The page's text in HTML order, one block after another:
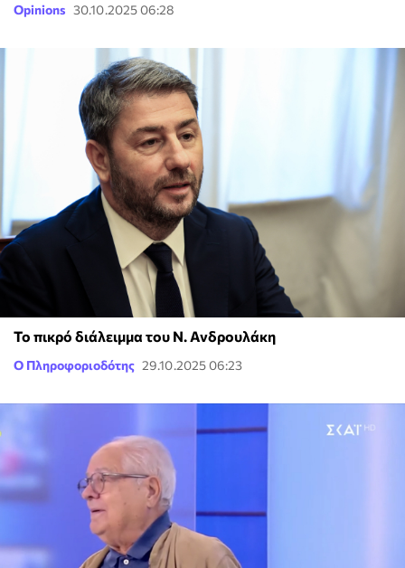
Opinions 30.10.2025 06:28
Το πικρό διάλειμμα του Ν. Ανδρουλάκη
Ο Πληροφοριοδότης 29.10.2025 06:23